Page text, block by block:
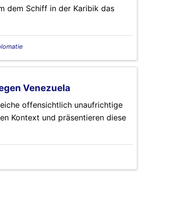
dem Schiff in der Karibik das
Venezuela
offensichtlich unaufrichtige
Kontext und präsentieren diese